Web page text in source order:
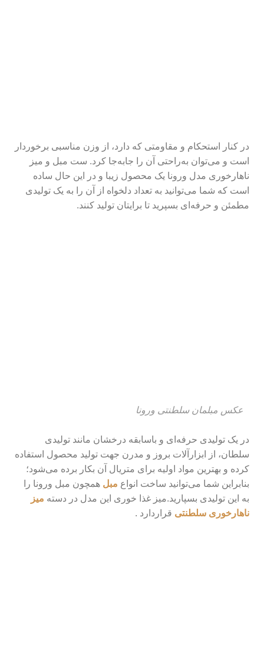
در کنار استحکام و مقاومتی که دارد، از وزن مناسبی برخوردار
است و می‌توان به‌راحتی آن را جابه‌جا کرد. ست مبل و میز
ناهارخوری مدل ورونا یک محصول زیبا و در این حال ساده
است که شما می‌توانید به تعداد دلخواه از آن را به یک تولیدی
مطمئن و حرفه‌ای بسپرید تا برایتان تولید کنند.
عکس مبلمان سلطنتی ورونا
در یک تولیدی حرفه‌ای و باسابقه درخشان مانند تولیدی
سلطان، از ابزارآلات بروز و مدرن جهت تولید محصول استفاده
کرده و بهترین مواد اولیه برای متریال آن بکار برده می‌شود؛
بنابراین شما می‌توانید ساخت انواع مبل همچون مبل ورونا را
به این تولیدی بسپارید.میز غذا خوری این مدل در دسته میز
ناهارخوری سلطنتی قراردارد .